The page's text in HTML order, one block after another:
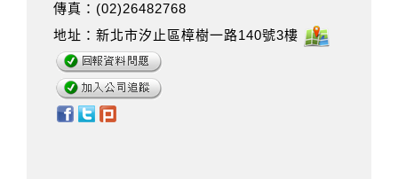
傳真：(02)26482768
地址：新北市汐止區樟樹一路140號3樓